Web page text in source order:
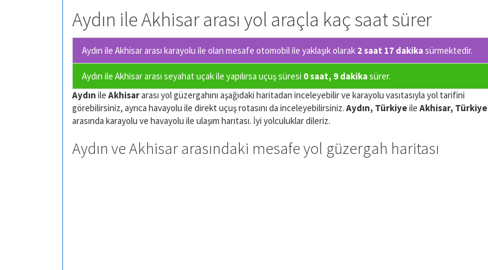
Aydın ile Akhisar arası yol araçla kaç saat sürer
Aydın ile Akhisar arası karayolu ile olan mesafe otomobil ile yaklaşık olarak 2 saat 17 dakikasürmektedir.
Aydın ile Akhisar arası seyahat uçak ile yapılırsa uçuş süresi 0 saat, 9 dakikasürer.
Aydın ile Akhisararası yol güzergahını aşağıdaki haritadan inceleyebilir ve karayolu vasıtasıyla yol tarifini
görebilirsiniz, ayrıca havayolu ile direkt uçuş rotasını da inceleyebilirsiniz. Aydın, Türkiyeile Akhisar, Türkiye
arasında karayolu ve havayolu ile ulaşım harıtası. İyi yolculuklar dileriz.
Aydın ve Akhisar arasındaki mesafe yol güzergah haritası